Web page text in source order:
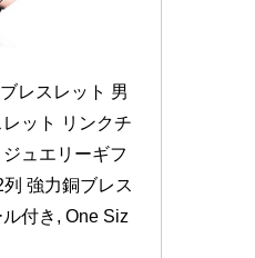
レスレット 男
ット リンクチ
ュエリーギフ
列 強力銅ブレス
付き, One Siz